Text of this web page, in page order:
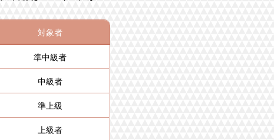
対象者
準中級者
中級者
準上級
上級者